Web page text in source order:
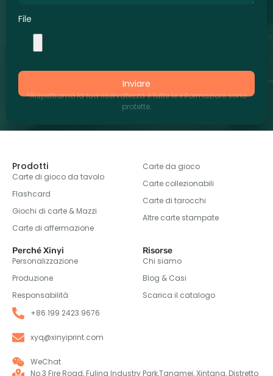
File
Inviare
*Rispettiamo la tua riservatezza e tutte le informazioni sono
protette.
Prodotti
Carte di gioco da tavolo
Flashcard
Giochi di carte & Mazzi
Carte di affermazione
Carte da gioco
Carte collezionabili
Carte di tarocchi
Altre carte stampate
Perché Xinyi
Personalizzazione
Produzione
Responsabilità
Risorse
Chi siamo
Blog & Casi
Scarica il catalogo
+86 199 2423 9676
xyq@xinyiprint.com
WeChat
No.3 Fire Road, Fuling Industry Park,Tangmei, Xintang, Distretto